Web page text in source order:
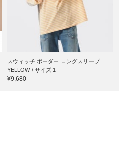
スウィッチ ボーダー ロングスリーブ
YELLOW / サイズ 1
¥9,680